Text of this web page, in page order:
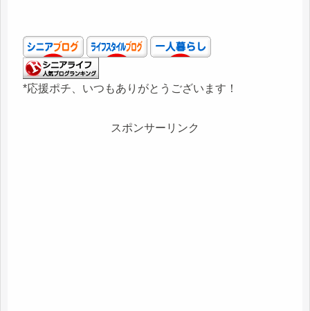
*応援ポチ、いつもありがとうございます！
スポンサーリンク